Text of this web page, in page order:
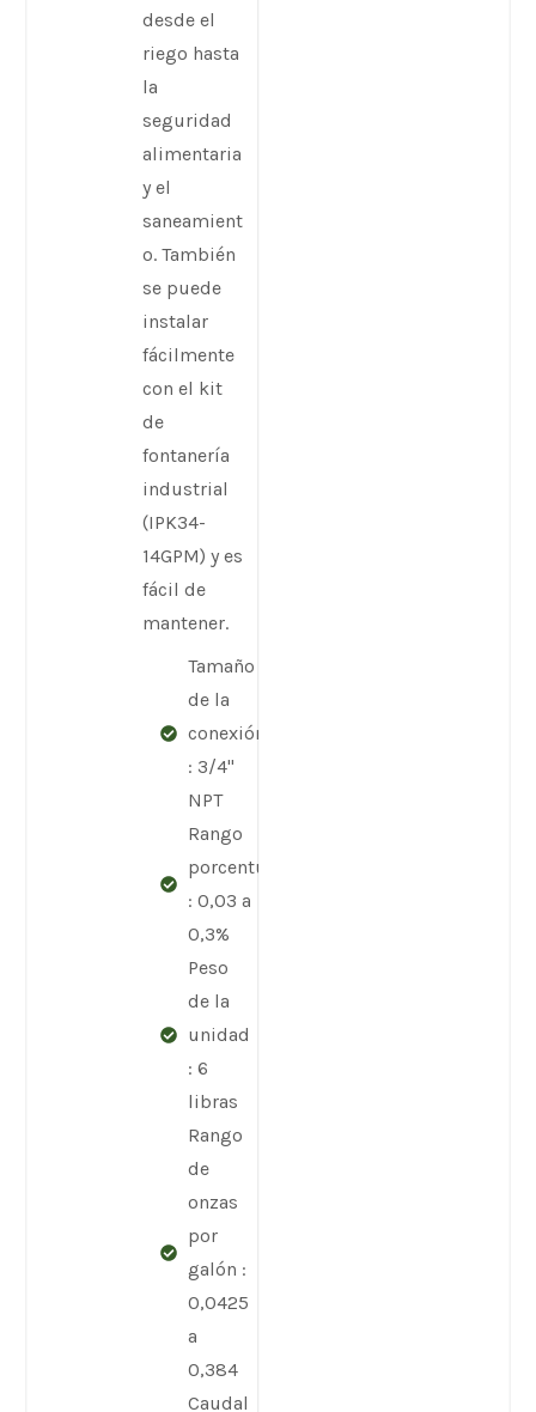
desde el
riego hasta
la
seguridad
alimentaria
y el
saneamient
o. También
se puede
instalar
fácilmente
con el kit
de
fontanería
industrial
(IPK34-
14GPM) y es
fácil de
mantener.
Tamaño
de la
conexión
: 3/4"
NPT
Rango
porcentual
: 0,03 a
0,3%
Peso
de la
unidad
: 6
libras
Rango
de
onzas
por
galón :
0,0425
a
0,384
Caudal